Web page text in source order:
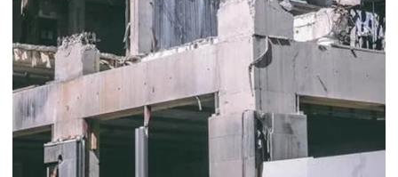
Laudo de avaliação de imóvel para locação
Laudo de avaliação de imóvel preço
Laudo de avaliação de imóvel urbano
Laudo de avaliação de imóvel para venda
Laudo estrutural predial